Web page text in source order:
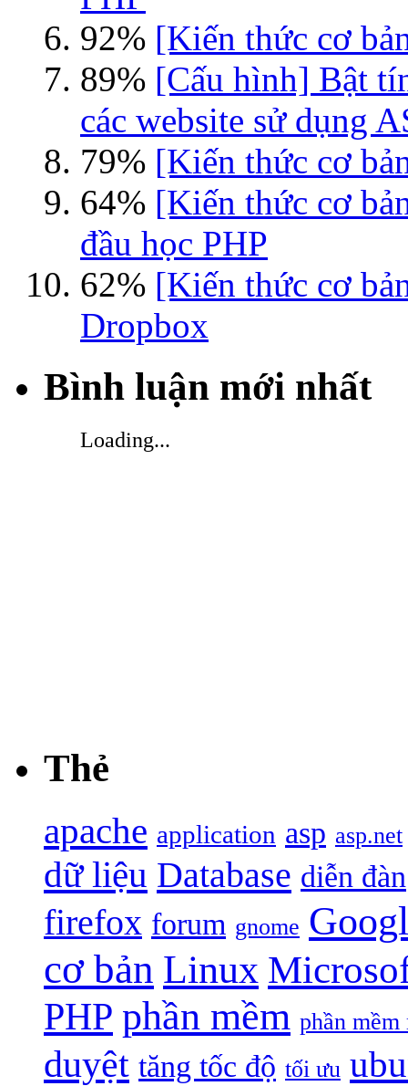
92% [Kiến thức cơ
89% [Cấu hình] Bật
các website sử dụng
79% [Kiến thức cơ
64% [Kiến thức cơ
đầu học PHP
62% [Kiến thức cơ
Dropbox
Bình luận mới nhất
Loading...
Thẻ
apache application asp asp.net
dữ liệu Database diễn đàn
firefox forum gnome
cơ bản Linux
PHP phần mềm phần
duyệt tăng tốc độ tối ưu